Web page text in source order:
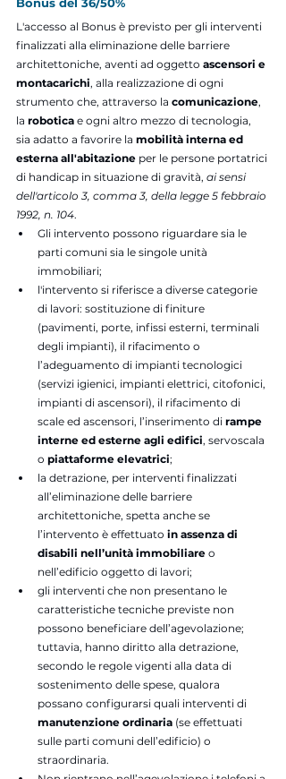
L'accesso al Bonus è previsto per gli interventi
finalizzati alla eliminazione delle barriere
architettoniche, aventi ad oggetto ascensori e
montacarichi, alla realizzazione di ogni
strumento che, attraverso la comunicazione,
la robotica e ogni altro mezzo di tecnologia,
sia adatto a favorire la mobilità interna ed
esterna all'abitazione per le persone portatrici
di handicap in situazione di gravità, ai sensi
dell'articolo 3, comma 3, della legge 5 febbraio
1992, n. 104.
Gli intervento possono riguardare sia le
parti comuni sia le singole unità
immobiliari;
l'intervento si riferisce a diverse categorie
di lavori: sostituzione di finiture
(pavimenti, porte, infissi esterni, terminali
degli impianti), il rifacimento o
l’adeguamento di impianti tecnologici
(servizi igienici, impianti elettrici, citofonici,
impianti di ascensori), il rifacimento di
scale ed ascensori, l’inserimento di rampe
interne ed esterne agli edifici, servoscala
o piattaforme elevatrici;
la detrazione, per interventi finalizzati
all’eliminazione delle barriere
architettoniche, spetta anche se
l’intervento è effettuato in assenza di
disabili nell’unità immobiliare o
nell’edificio oggetto di lavori;
gli interventi che non presentano le
caratteristiche tecniche previste non
possono beneficiare dell’agevolazione;
tuttavia, hanno diritto alla detrazione,
secondo le regole vigenti alla data di
sostenimento delle spese, qualora
possano configurarsi quali interventi di
manutenzione ordinaria (se effettuati
sulle parti comuni dell’edificio) o
straordinaria.